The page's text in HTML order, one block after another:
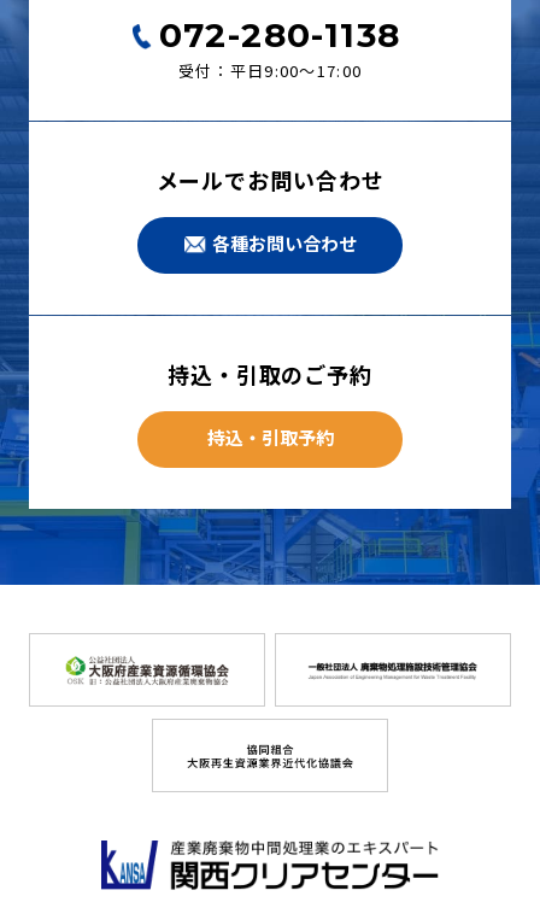
072-280-1138
受付：平日9:00〜17:00
メールでお問い合わせ
各種お問い合わせ
持込・引取のご予約
持込・引取予約